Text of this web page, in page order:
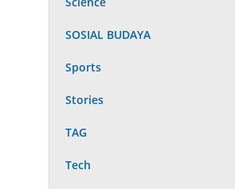
SOSIAL BUDAYA
Sports
Stories
TAG
Tech